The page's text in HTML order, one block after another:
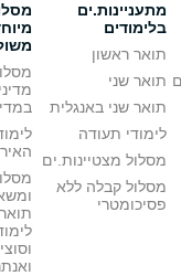
מתעניינות.ים
בלימודים
תואר ראשון
תואר שני
תואר שני באנגלית
לימודי תעודה
מסלול מצטיינות.ים
מסלול קבלה ללא
פסיכומטרי